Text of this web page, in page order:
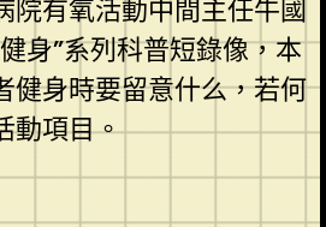
院有氧活動中間主任牛國
身”系列科普短錄像，本
健身時要留意什么，若何
動項目。